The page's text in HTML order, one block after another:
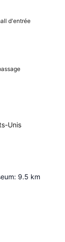
d'entrée
Unis
: 9.5 km